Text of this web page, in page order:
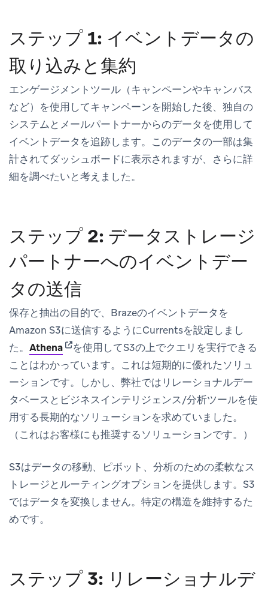
ステップ 1: イベントデータの
取り込みと集約
エンゲージメントツール（キャンペーンやキャンバス
など）を使用してキャンペーンを開始した後、独自の
システムとメールパートナーからのデータを使用して
イベントデータを追跡します。このデータの一部は集
計されてダッシュボードに表示されますが、さらに詳
細を調べたいと考えました。
ステップ 2: データストレージ
パートナーへのイベントデー
タの送信
保存と抽出の目的で、Brazeのイベントデータを
Amazon S3に送信するようにCurrentsを設定しまし
た。 Athena(opens in new tab)
を使用してS3の上でクエリを実行できる
ことはわかっています。これは短期的に優れたソリュ
ーションです。しかし、弊社ではリレーショナルデー
タベースとビジネスインテリジェンス/分析ツールを使
用する長期的なソリューションを求めていました。
（これはお客様にも推奨するソリューションです。）
S3はデータの移動、ピボット、分析のための柔軟なス
トレージとルーティングオプションを提供します。S3
ではデータを変換しません。特定の構造を維持するた
めです。
ステップ 3: リレーショナルデ